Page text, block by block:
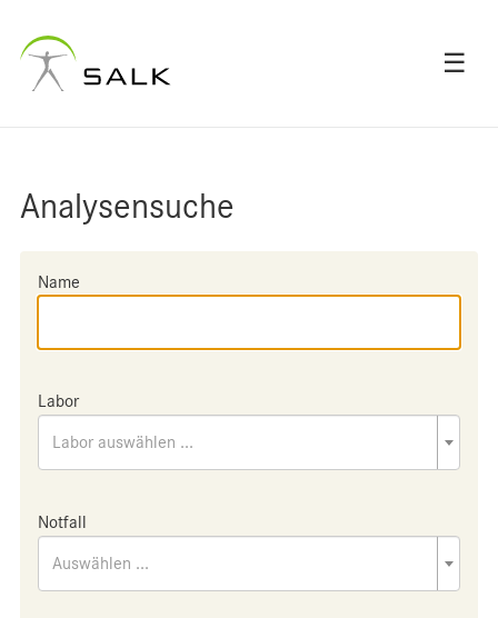
☰
Analysensuche
Name
Labor
Labor auswählen ...
Notfall
Auswählen ...